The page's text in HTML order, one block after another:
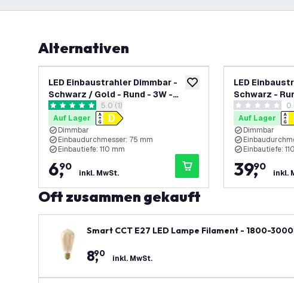
Alternativen
zur Wunschliste hinzufügen
LED Einbaustrahler Dimmbar -
Schwarz / Gold - Rund - 3W -
2700K - 345 Lumen - ø81mm
Bewertungsbereich öffnen
5 Bewertungssterne
5.0 (1)
Auf Lager
Dimmbar
Einbaudurchmesser: 75 mm
Einbautiefe: 110 mm
6,
90
inkl. MwSt.
LED
Schwarz -
Lumen -
0
Auf Lager
Dimmbar
Einbautiefe:
39,
90
inkl.
Oft zusammen gekauft
Smart CCT E27 LED Lampe Filament - 1800-
8,
90 inkl. MwSt.